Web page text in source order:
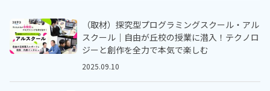
（取材）探究型プログラミングスクール・アル
スクール｜自由が丘校の授業に潜入！テクノロ
ジーと創作を全力で本気で楽しむ
2025.09.10